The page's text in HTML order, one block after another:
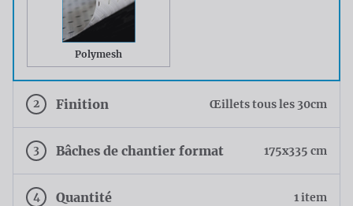
Polymesh
2 Finition Œillets tous les 30cm
3 Bâches de chantier format 175x335 cm
4 Quantité 1 item